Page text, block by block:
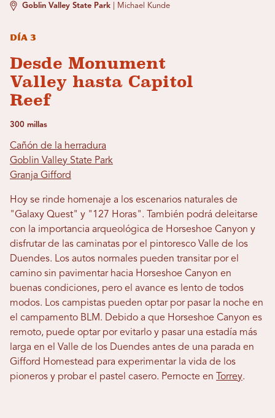
Goblin Valley State Park Michael Kunde
Día 3
Desde Monument
Valley hasta Capitol
Reef
300 millas
Cañón de la herradura
Goblin Valley State Park
Granja Gifford
Hoy se rinde homenaje a los escenarios naturales de
"Galaxy Quest" y "127 Horas". También podrá deleitarse
con la importancia arqueológica de Horseshoe Canyon y
disfrutar de las caminatas por el pintoresco Valle de los
Duendes. Los autos normales pueden transitar por el
camino sin pavimentar hacia Horseshoe Canyon en
buenas condiciones, pero el avance es lento de todos
modos. Los campistas pueden optar por pasar la noche en
el campamento BLM. Debido a que Horseshoe Canyon es
remoto, puede optar por evitarlo y pasar una estadía más
larga en el Valle de los Duendes antes de una parada en
Gifford Homestead para experimentar la vida de los
pioneros y probar el pastel casero. Pernocte en
Torrey.